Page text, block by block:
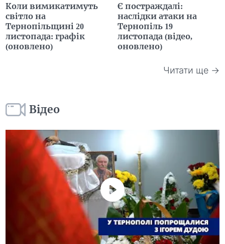
Коли вимикатимуть
світло на
Тернопільщині 20
листопада: графік
(оновлено)
Є постраждалі:
наслідки атаки на
Тернопіль 19
листопада (відео,
оновлено)
Читати ще →
Відео